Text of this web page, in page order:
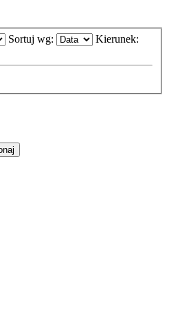
Sortuj wg: Kierunek: